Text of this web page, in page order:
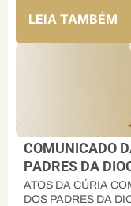
LEIA TAMBÉM
COMUNICADO
PADRES DA
ATOS DA CÚRIA
DOS PADRES DA